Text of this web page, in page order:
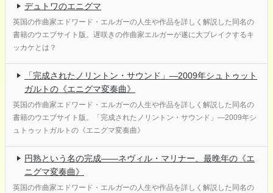
デュトワのエニグマ
英国の作曲家エドワード・エルガーの人生や作品を詳しく解説した同名の
書籍のウエブサイト版。遅咲きの作曲家エルガーが遂に大ブレイクするキ
ッカケとは？
「完成されたノリントン・サウンド」―2009年シュトゥット
ガルトの《エニグマ変奏曲》
英国の作曲家エドワード・エルガーの人生や作品を詳しく解説した同名の
書籍のウエブサイト版。「完成されたノリントン・サウンド」―2009年シ
ュトゥットガルトの《エニグマ変奏曲》
円熟という名の完成――ネヴィル・マリナー、最晩年の《エ
ニグマ変奏曲》
英国の作曲家エドワード・エルガーの人生や作品を詳しく解説した同名の